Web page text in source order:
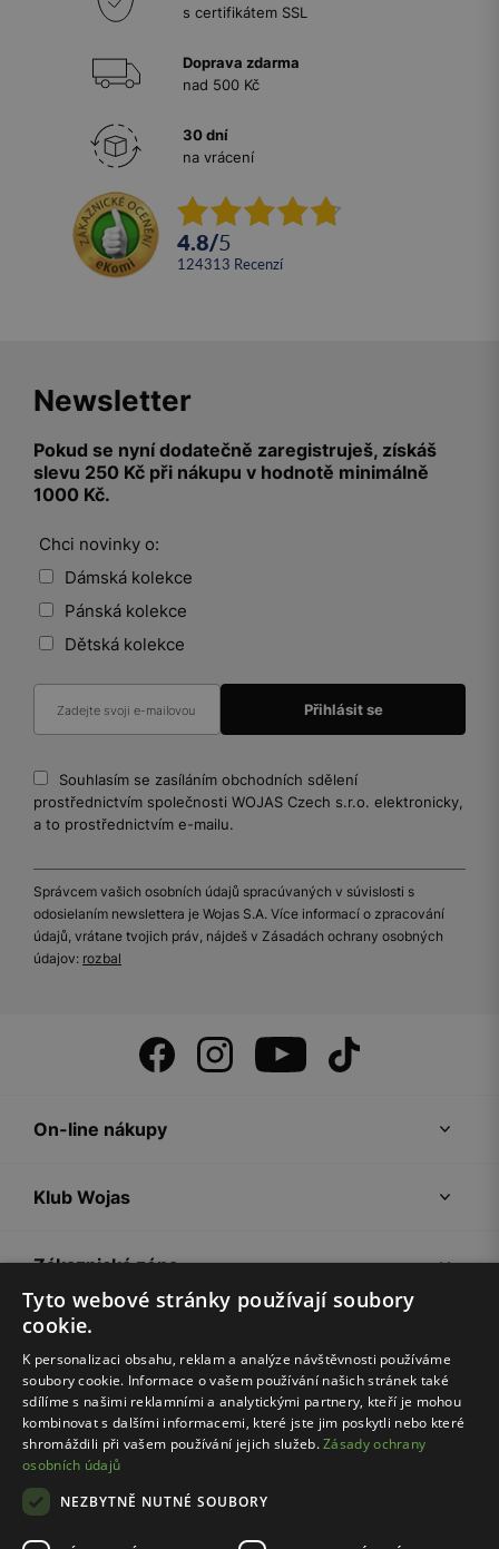
s certifikátem SSL
Doprava zdarma
nad 500 Kč
30 dní
na vrácení
4.8/5
124313 recenzí
Newsletter
Pokud se nyní dodatečně zaregistruješ, získáš
slevu 250 Kč při nákupu v hodnotě minimálně
1000 Kč.
Chci novinky o:
Dámská kolekce
Pánská kolekce
Dětská kolekce
Souhlasím se zasíláním obchodních sdělení
prostřednictvím společnosti WOJAS Czech s.r.o. elektronicky,
a to prostřednictvím e-mailu.
Správcem vašich osobních údajů spracúvaných v súvislosti s
odosielaním newslettera je Wojas S.A. Více informací o zpracování
údajů, vrátane tvojich práv, nájdeš v Zásadách ochrany osobných
údajov: rozbal
On-line nákupy
Klub Wojas
Zákaznická zóna
Společnost Wojas
Rady
Tyto webové stránky používají soubory
cookie.
K personalizaci obsahu, reklam a analýze návštěvnosti používáme
soubory cookie. Informace o vašem používání našich stránek také
sdílíme s našimi reklamními a analytickými partnery, kteří je mohou
kombinovat s dalšími informacemi, které jste jim poskytli nebo které
shromáždili při vašem používání jejich služeb.Zásady ochrany
osobních údajů
NEZBYTNĚ NUTNÉ SOUBORY